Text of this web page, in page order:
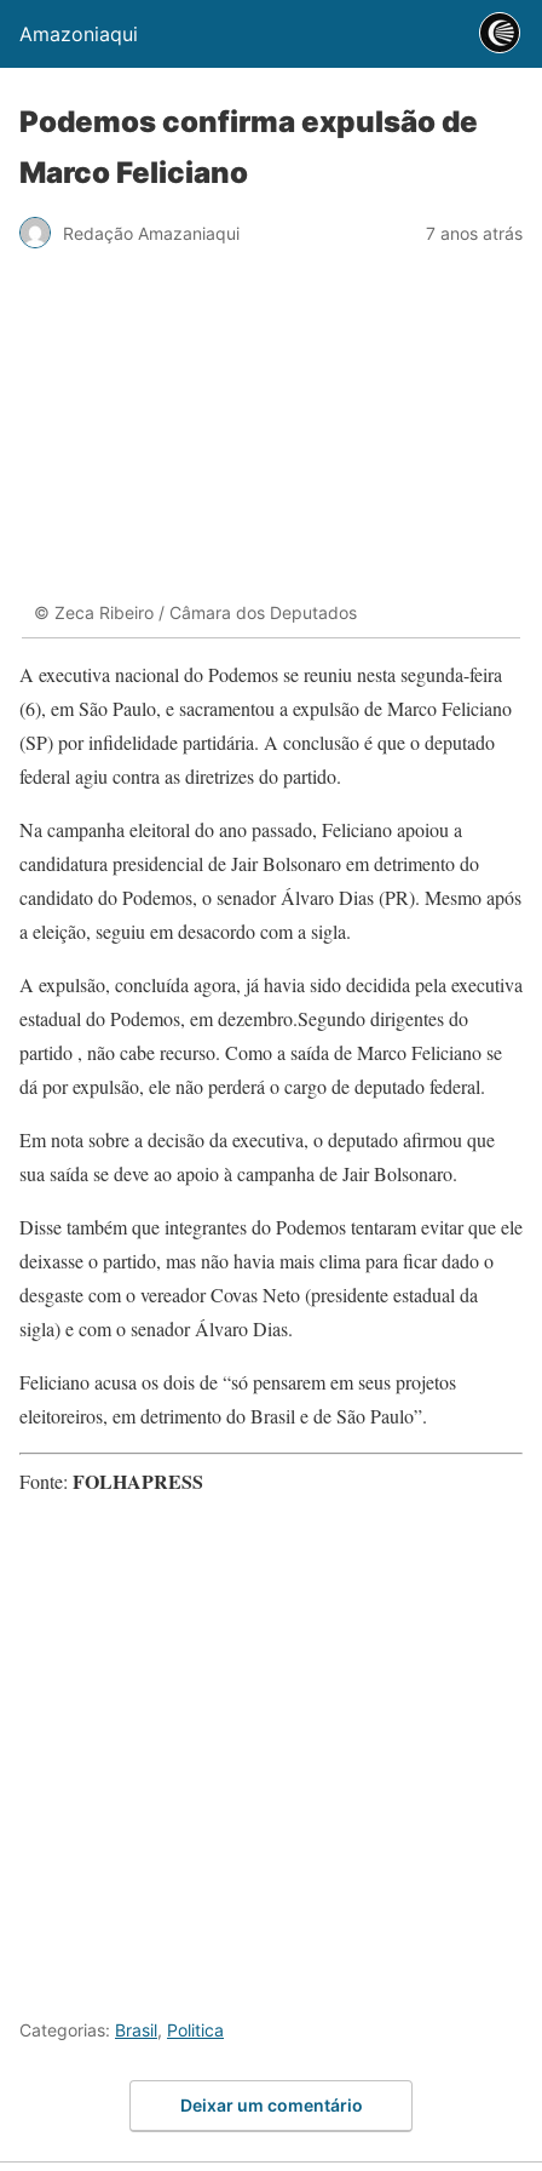
Amazoniaqui
Podemos confirma expulsão de
Marco Feliciano
Redação Amazaniaqui 7 anos atrás
© Zeca Ribeiro / Câmara dos Deputados
A executiva nacional do Podemos se reuniu nesta segunda-feira
(6), em São Paulo, e sacramentou a expulsão de Marco Feliciano
(SP) por infidelidade partidária. A conclusão é que o deputado
federal agiu contra as diretrizes do partido.
Na campanha eleitoral do ano passado, Feliciano apoiou a
candidatura presidencial de Jair Bolsonaro em detrimento do
candidato do Podemos, o senador Álvaro Dias (PR). Mesmo após
a eleição, seguiu em desacordo com a sigla.
A expulsão, concluída agora, já havia sido decidida pela executiva
estadual do Podemos, em dezembro.Segundo dirigentes do
partido , não cabe recurso. Como a saída de Marco Feliciano se
dá por expulsão, ele não perderá o cargo de deputado federal.
Em nota sobre a decisão da executiva, o deputado afirmou que
sua saída se deve ao apoio à campanha de Jair Bolsonaro.
Disse também que integrantes do Podemos tentaram evitar que ele
deixasse o partido, mas não havia mais clima para ficar dado o
desgaste com o vereador Covas Neto (presidente estadual da
sigla) e com o senador Álvaro Dias.
Feliciano acusa os dois de “só pensarem em seus projetos
eleitoreiros, em detrimento do Brasil e de São Paulo”.
Fonte: FOLHAPRESS
Categorias: Brasil, Politica
Deixar um comentário